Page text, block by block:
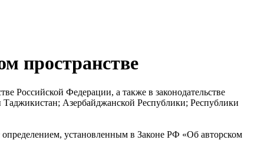
пространстве
Российской Федерации, а также в законодательстве
Азербайджанской Республики; Республики
определением, установленным в Законе РФ «Об авторском